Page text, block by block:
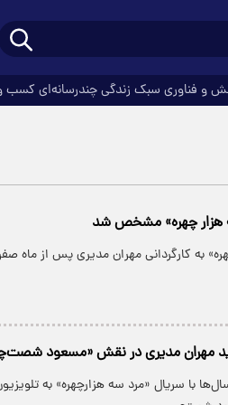
و فناوری سبک زندگیچندرسانه‌ای کسب و
هزار چهره» مشخص شد
به کارگردانی مهران مدیری پس از ماه
مهران مدیری در نقش «مسعود
با سریال «مرد سه هزارچهره» به